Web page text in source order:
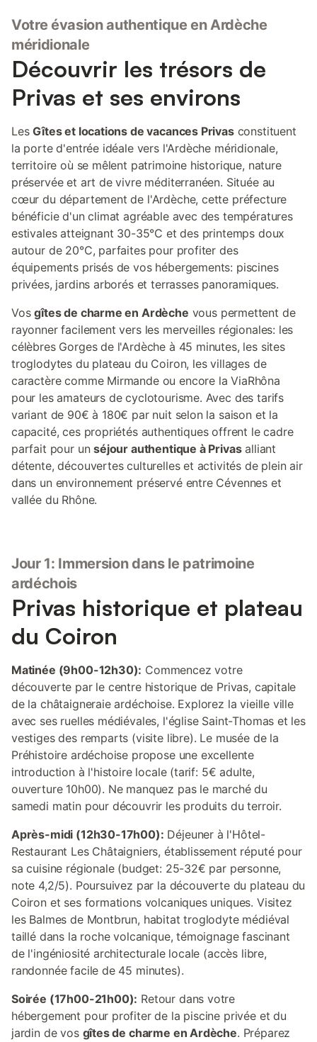
Votre évasion authentique en Ardèche
méridionale
Découvrir les trésors de
Privas et ses environs
LesGîtes et locations de vacances Privasconstituent
la porte d'entrée idéale vers l'Ardèche méridionale,
territoire où se mêlent patrimoine historique, nature
préservée et art de vivre méditerranéen. Située au
cœur du département de l'Ardèche, cette préfecture
bénéficie d'un climat agréable avec des températures
estivales atteignant 30-35°C et des printemps doux
autour de 20°C, parfaites pour profiter des
équipements prisés de vos hébergements: piscines
privées, jardins arborés et terrasses panoramiques.
Vosgîtes de charme en Ardèche vous permettent de
rayonner facilement vers les merveilles régionales: les
célèbres Gorges de l'Ardèche à 45 minutes, les sites
troglodytes du plateau du Coiron, les villages de
caractère comme Mirmande ou encore la ViaRhôna
pour les amateurs de cyclotourisme. Avec des tarifs
variant de 90€ à 180€ par nuit selon la saison et la
capacité, ces propriétés authentiques offrent le cadre
parfait pour unséjour authentique à Privasalliant
détente, découvertes culturelles et activités de plein air
dans un environnement préservé entre Cévennes et
vallée du Rhône.
Jour 1: Immersion dans le patrimoine
ardéchois
Privas historique et plateau
du Coiron
Matinée (9h00-12h30): Commencez votre
découverte par le centre historique de Privas, capitale
de la châtaigneraie ardéchoise. Explorez la vieille ville
avec ses ruelles médiévales, l'église Saint-Thomas et les
vestiges des remparts (visite libre). Le musée de la
Préhistoire ardéchoise propose une excellente
introduction à l'histoire locale (tarif: 5€ adulte,
ouverture 10h00). Ne manquez pas le marché du
samedi matin pour découvrir les produits du terroir.
Après-midi (12h30-17h00): Déjeuner à l'Hôtel-
Restaurant Les Châtaigniers, établissement réputé pour
sa cuisine régionale (budget: 25-32€ par personne,
note 4,2/5). Poursuivez par la découverte du plateau du
Coiron et ses formations volcaniques uniques. Visitez
les Balmes de Montbrun, habitat troglodyte médiéval
taillé dans la roche volcanique, témoignage fascinant
de l'ingéniosité architecturale locale (accès libre,
randonnée facile de 45 minutes).
Soirée (17h00-21h00): Retour dans votre
hébergement pour profiter de la piscine privée et du
jardin de vos gîtes de charme en Ardèche. Préparez